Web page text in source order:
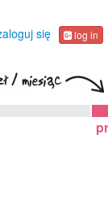
się log in